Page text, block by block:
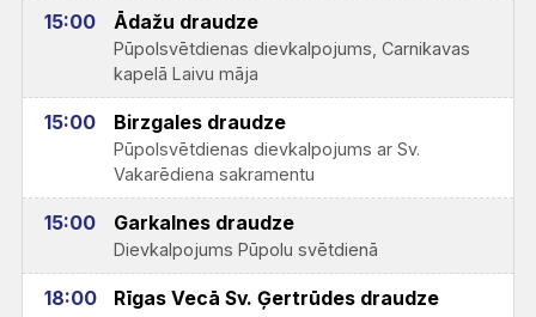
15:00 Ādažu draudze
Pūpolsvētdienas dievkalpojums, Carnikavas
kapelā Laivu māja
15:00 Birzgales draudze
Pūpolsvētdienas dievkalpojums ar Sv.
Vakarēdiena sakramentu
15:00 Garkalnes draudze
Dievkalpojums Pūpolu svētdienā
18:00 Rīgas Vecā Sv. Ģertrūdes draudze